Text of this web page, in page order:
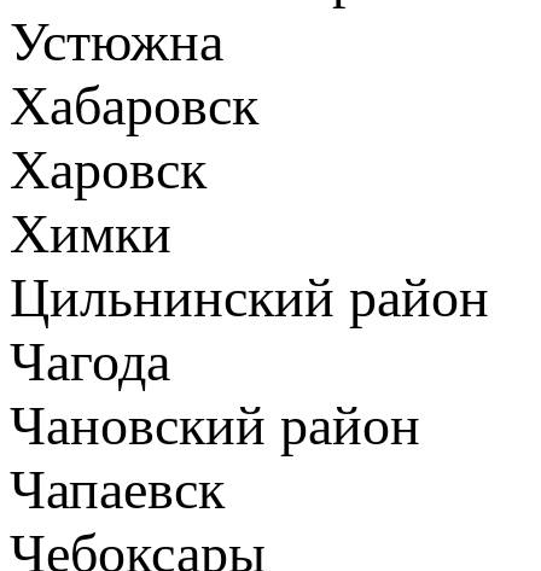
Устюжна
Хабаровск
Харовск
Химки
Цильнинский район
Чагода
Чановский район
Чапаевск
Чебоксары